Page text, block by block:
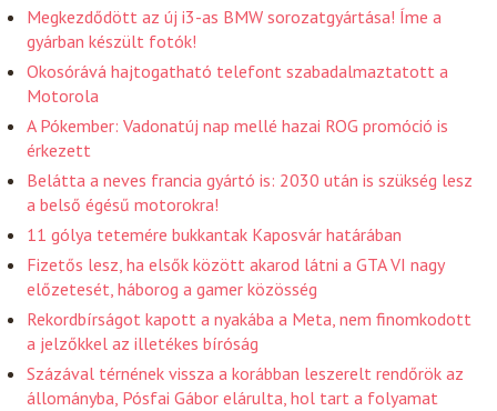
Megkezdődött az új i3-as BMW sorozatgyártása! Íme a
gyárban készült fotók!
Okosórává hajtogatható telefont szabadalmaztatott a
Motorola
A Pókember: Vadonatúj nap mellé hazai ROG promóció is
érkezett
Belátta a neves francia gyártó is: 2030 után is szükség lesz
a belső égésű motorokra!
11 gólya tetemére bukkantak Kaposvár határában
Fizetős lesz, ha elsők között akarod látni a GTA VI nagy
előzetesét, háborog a gamer közösség
Rekordbírságot kapott a nyakába a Meta, nem finomkodott
a jelzőkkel az illetékes bíróság
Százával térnének vissza a korábban leszerelt rendőrök az
állományba, Pósfai Gábor elárulta, hol tart a folyamat